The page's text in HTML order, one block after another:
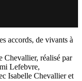
accords, de vivants à
Chevallier, réalisé par
Lefebvre,
Isabelle Chevallier et